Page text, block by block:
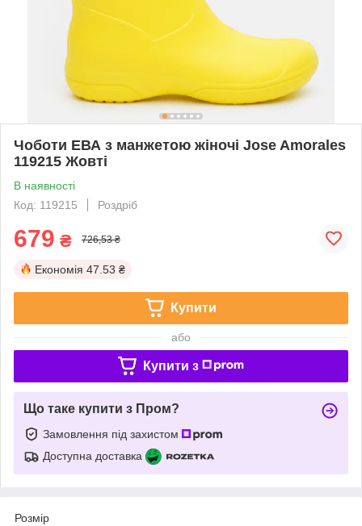
Чоботи ЕВА з манжетою жіночі Jose Amorales
119215 Жовті
В наявності
Код: 119215
Роздріб
679 ₴ 726,53 ₴
Економія 47.53 ₴
Купити
або
Купити з
Що таке купити з Пром?
Замовлення під захистом
Доступна доставка
Розмір